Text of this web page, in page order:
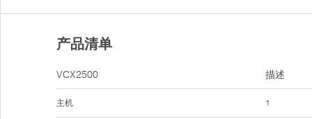
产品清单
VCX2500
主机
描述
1